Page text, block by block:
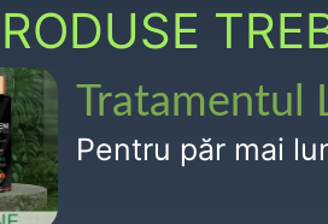
Tratamentul
Pentru păr mai